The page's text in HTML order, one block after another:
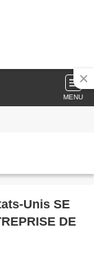
MENU
Unis SE
DE